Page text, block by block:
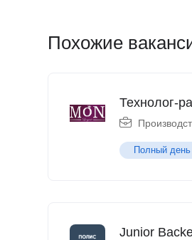
Похожие
Технолог-
Полный день
Junior